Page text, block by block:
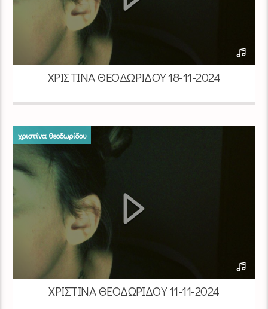
ΧΡΙΣΤΊΝΑ ΘΕΟΔΩΡΊΔΟΥ 18-11-2024
χριστίνα θεοδωρίδου
ΧΡΙΣΤΊΝΑ ΘΕΟΔΩΡΊΔΟΥ 11-11-2024